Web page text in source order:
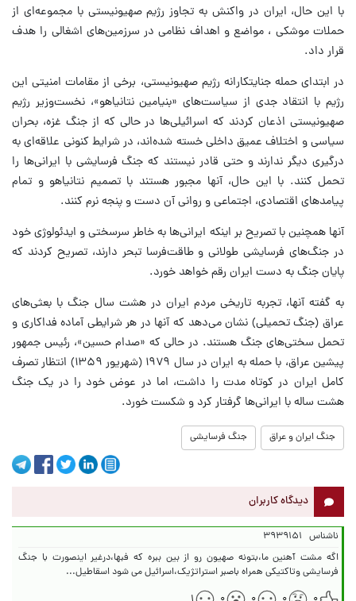
با این حال، ایران در واکنش به تجاوز رژیم صهیونیستی با مجموعه‌ای از
حملات موشکی ، مواضع و اهداف نظامی در سرزمین‌های اشغالی را هدف
قرار داد.
در ابتدای حمله جنایتکارانه رژیم صهیونیستی، برخی از مقامات امنیتی این
رژیم با انتقاد جدی از سیاست‌های «بنیامین نتانیاهو»، نخست‌وزیر رژیم
صهیونیستی اذعان کردند که اسرائیلی‌ها در حالی که از جنگ غزه، بحران
سیاسی و اختلاف عمیق داخلی خسته شده‌اند، در شرایط کنونی علاقه‌ای به
درگیری دیگر ندارند و حتی قادر نیستند که جنگ فرسایشی با ایرانی‌ها را
تحمل کنند. با این حال، آنها مجبور هستند با تصمیم نتانیاهو و تمام
پیامدهای اقتصادی، اجتماعی و روانی آن دست و پنجه نرم کنند.
آنها همچنین با تصریح بر اینکه ایرانی‌ها به خاطر سرسختی و ایدئولوژی خود
در جنگ‌های فرسایشی طولانی و طاقت‌فرسا تبحر دارند، تصریح کردند که
پایان جنگ به دست ایران رقم خواهد خورد.
به گفته آنها، تجربه تاریخی مردم ایران در هشت سال جنگ با بعثی‌های
عراق (جنگ تحمیلی) نشان می‌دهد که آنها در هر شرایطی آماده فداکاری و
تحمل سختی‌های جنگ هستند. در حالی که «صدام حسین»، رئیس جمهور
پیشین عراق، با حمله به ایران در سال ۱۹۷۹ (شهریور ۱۳۵۹) انتظار تصرف
کامل ایران در کوتاه مدت را داشت، اما در عوض خود را در یک جنگ
هشت ساله با ایرانی‌ها گرفتار کرد و شکست خورد.
جنگ ایران و عراق جنگ فرسایشی
دیدگاه کاربران
ناشناس ۳۹۳۹۱۵۱
اگه مشت آهنین ما،بتونه صهیون رو از بین ببره که فبها،درغیر اینصورت با جنگ
فرسایشی وتاکتیکی همراه باصبر استراتژیک،اسرائیل می شود اسقاطیل...